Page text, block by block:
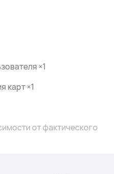
Type-C ×1
×1
карт ×1
от фактического